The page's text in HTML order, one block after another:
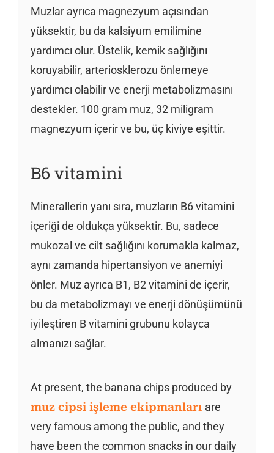
Muzlar ayrıca magnezyum açısından
yüksektir, bu da kalsiyum emilimine
yardımcı olur. Üstelik, kemik sağlığını
koruyabilir, arteriosklerozu önlemeye
yardımcı olabilir ve enerji metabolizmasını
destekler. 100 gram muz, 32 miligram
magnezyum içerir ve bu, üç kiviye eşittir.
B6 vitamini
Minerallerin yanı sıra, muzların B6 vitamini
içeriği de oldukça yüksektir. Bu, sadece
mukozal ve cilt sağlığını korumakla kalmaz,
aynı zamanda hipertansiyon ve anemiyi
önler. Muz ayrıca B1, B2 vitamini de içerir,
bu da metabolizmayı ve enerji dönüşümünü
iyileştiren B vitamini grubunu kolayca
almanızı sağlar.
At present, the banana chips produced by
muz cipsi işleme ekipmanları are
very famous among the public, and they
have been the common snacks in our daily